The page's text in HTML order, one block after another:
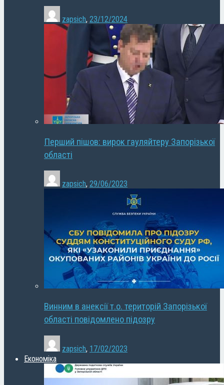
zapsich, 23/12/2024
Перший пішов: вирок гауляйтеру Запорізької
області
zapsich, 29/06/2023
Винним в анексії т.о. територій Запорізької
області повідомлено підозру
zapsich, 17/02/2023
Економіка